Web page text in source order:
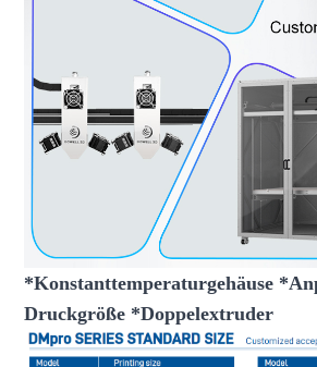
*Konstanttemperaturgehäuse
Druckgröße *Doppelextruder